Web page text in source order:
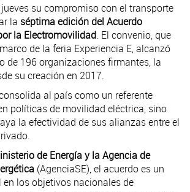
su compromiso con el transporte
la séptima edición del Acuerdo
la Electromovilidad. El convenio, que
de la feria Experiencia E, alcanzó
de 196 organizaciones firmantes, la
su creación en 2017.
al país como un referente
políticas de movilidad eléctrica, sino
la efectividad de sus alianzas entre el
de Energía y la Agencia de
(AgenciaSE), el acuerdo es un
los objetivos nacionales de